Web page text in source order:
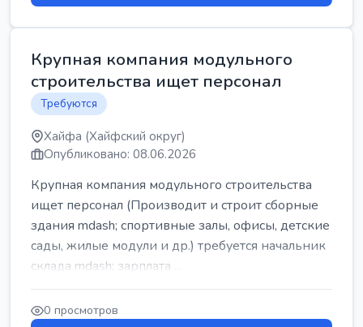
Крупная компания модульного
строительства ищет персонал
Требуются
Хайфа (Хайфский округ)
Опубликовано: 08.06.2026
Крупная компания модульного строительства
ищет персонал (Производит и строит сборные
здания mdash; спортивные залы, офисы, детские
сады, жилые модули и др.) требуется начальник
склада mdash; зарплата ...
0 просмотров